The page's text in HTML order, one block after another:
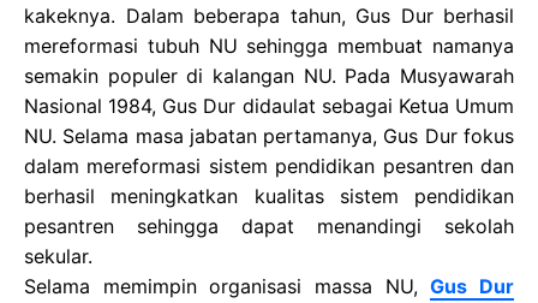
kakeknya. Dalam beberapa tahun, Gus Dur berhasil
mereformasi tubuh NU sehingga membuat namanya
semakin populer di kalangan NU. Pada Musyawarah
Nasional 1984, Gus Dur didaulat sebagai Ketua Umum
NU. Selama masa jabatan pertamanya, Gus Dur fokus
dalam mereformasi sistem pendidikan pesantren dan
berhasil meningkatkan kualitas sistem pendidikan
pesantren sehingga dapat menandingi sekolah
sekular.
Selama memimpin organisasi massa NU,Gus Dur